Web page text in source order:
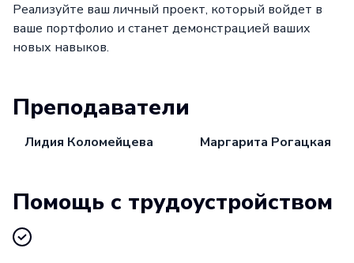
Реализуйте ваш личный проект, который войдет в
ваше портфолио и станет демонстрацией ваших
новых навыков.
Преподаватели
Лидия Коломейцева Маргарита Рогацкая
Помощь с трудоустройством